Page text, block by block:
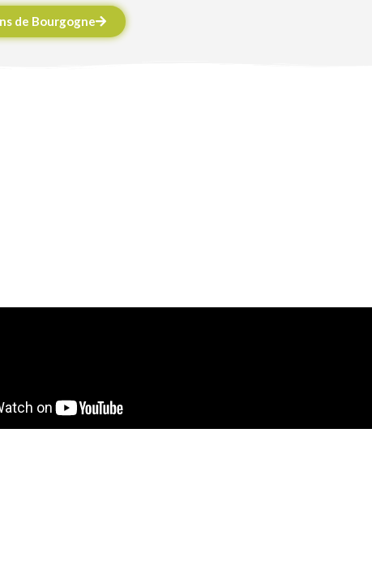
de Bourgogne